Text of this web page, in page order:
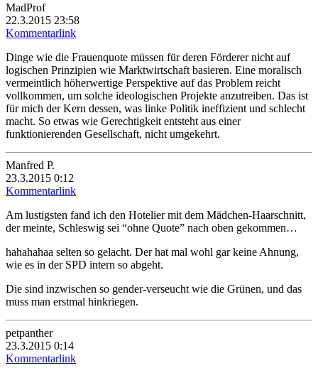
MadProf
22.3.2015 23:58
Kommentarlink
Dinge wie die Frauenquote müssen für deren Förderer nicht auf
logischen Prinzipien wie Marktwirtschaft basieren. Eine moralisch
vermeintlich höherwertige Perspektive auf das Problem reicht
vollkommen, um solche ideologischen Projekte anzutreiben. Das ist
für mich der Kern dessen, was linke Politik ineffizient und schlecht
macht. So etwas wie Gerechtigkeit entsteht aus einer
funktionierenden Gesellschaft, nicht umgekehrt.
Manfred P.
23.3.2015 0:12
Kommentarlink
Am lustigsten fand ich den Hotelier mit dem Mädchen-Haarschnitt,
der meinte, Schleswig sei “ohne Quote” nach oben gekommen…
hahahahaa selten so gelacht. Der hat mal wohl gar keine Ahnung,
wie es in der SPD intern so abgeht.
Die sind inzwischen so gender-verseucht wie die Grünen, und das
muss man erstmal hinkriegen.
petpanther
23.3.2015 0:14
Kommentarlink